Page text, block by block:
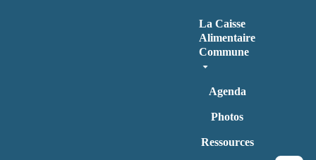
La Caisse
Alimentaire
Commune
Agenda
Photos
Ressources